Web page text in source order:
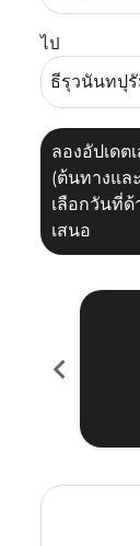
ไป
ลองอัปเด
(ต้นทางแล
เลือกวันที่
เสนอ
chevron_left